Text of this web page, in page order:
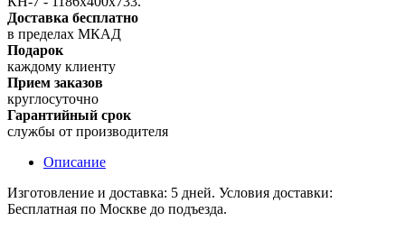
Доставка бесплатно
в пределах МКАД
Подарок
каждому клиенту
Прием заказов
круглосуточно
Гарантийный срок
службы от производителя
Описание
Изготовление и доставка: 5 дней. Условия доставки:
Бесплатная по Москве до подъезда.